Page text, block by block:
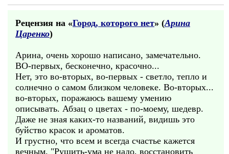
Рецензия на «Город, которого нет» (Арина
Царенко)
Арина, очень хорошо написано, замечательно.
ВО-первых, бесконечно, красочно...
Нет, это во-вторых, во-первых - светло, тепло и
солнечно о самом близком человеке. Во-вторых...
во-вторых, поражаюсь вашему умению
описывать. Абзац о цветах - по-моему, шедевр.
Даже не зная каких-то названий, видишь это
буйство красок и ароматов.
И грустно, что всем и всегда счастье кажется
вечным. "Рушить-ума не надо, восстановить